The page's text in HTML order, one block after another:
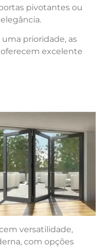
pivotantes ou
prioridade, as
excelente
versatilidade,
com opções